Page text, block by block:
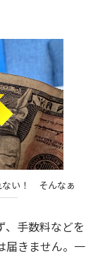
ない！ そんなぁ
手数料などを
届きません。一